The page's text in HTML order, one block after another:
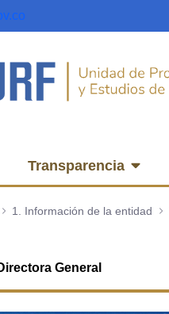
Transparencia
1. Información de la entidad
General